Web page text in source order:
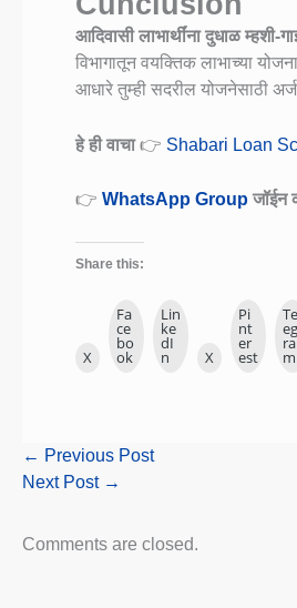
आदिवासी लाभार्थींना दुधाळ म्हशी-
विभागातून वयक्तिक लाभाच्या
आधारे तुम्ही सदरील योजनेसाठी
हे ही वाचा👉 Shabari Loan
👉 WhatsApp Group जॉईन
Share this:
X
Fa
ce
bo
ok
Lin
ke
dI
n X
Pi
nt
er
est
eg
ra
m
← Previous Post
Next Post →
Comments are closed.